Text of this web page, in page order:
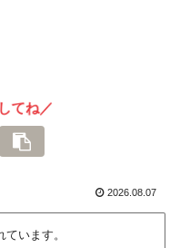
てね／
2026.08.07
います。